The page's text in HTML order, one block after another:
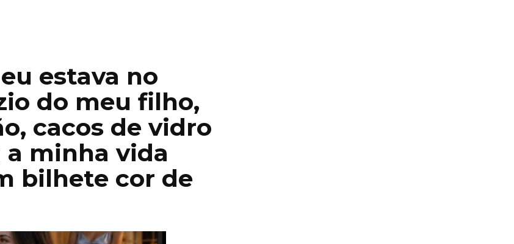
estava no
do meu filho,
cacos de vidro
a minha vida
bilhete cor de